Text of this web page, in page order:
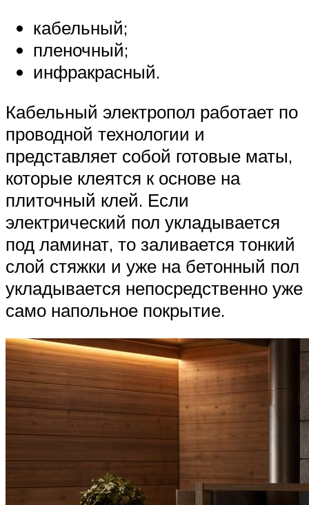
кабельный;
пленочный;
инфракрасный.
Кабельный электропол работает по
проводной технологии и
представляет собой готовые маты,
которые клеятся к основе на
плиточный клей. Если
электрический пол укладывается
под ламинат, то заливается тонкий
слой стяжки и уже на бетонный пол
укладывается непосредственно уже
само напольное покрытие.